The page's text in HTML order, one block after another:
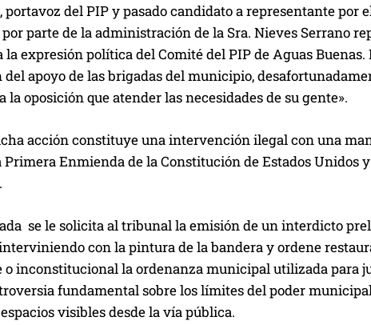
portavoz del PIP y pasado candidato a representante por
parte de la administración de la Sra. Nieves Serrano
expresión política del Comité del PIP de Aguas
del apoyo de las brigadas del municipio,
oposición que atender las necesidades de su gente».
acción constituye una intervención ilegal con una
Enmienda de la Constitución de Estados Unidos
se le solicita al tribunal la emisión de un interdicto
con la pintura de la bandera y ordene
o inconstitucional la ordenanza municipal utilizada para
fundamental sobre los límites del poder
visibles desde la vía pública.